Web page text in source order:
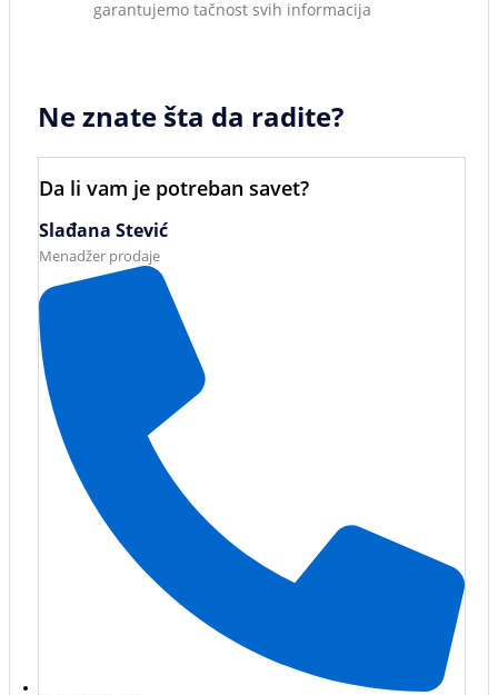
garantujemo tačnost svih informacija
Ne znate šta da radite?
Da li vam je potreban savet?
Slađana Stević
Menadžer prodaje